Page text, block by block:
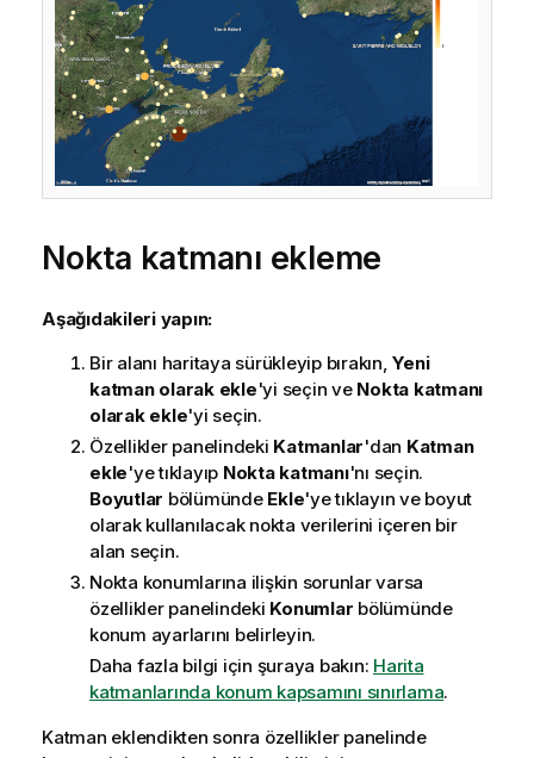
Nokta katmanı ekleme
Aşağıdakileri yapın:
Bir alanı haritaya sürükleyip bırakın,Yeni
katman olarak ekle'yi seçin ve Nokta katmanı
olarak ekle'yi seçin.
Özellikler panelindeki Katmanlar'dan Katman
ekle'ye tıklayıp Nokta katmanı'nı seçin.
Boyutlar bölümünde Ekle'ye tıklayın ve boyut
olarak kullanılacak nokta verilerini içeren bir
alan seçin.
Nokta konumlarına ilişkin sorunlar varsa
özellikler panelindeki Konumlar bölümünde
konum ayarlarını belirleyin.
Daha fazla bilgi için şuraya bakın: Harita
katmanlarında konum kapsamını sınırlama.
Katman eklendikten sonra özellikler panelinde